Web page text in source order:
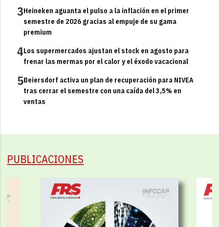
3Heineken aguanta el pulso a la inflación en el primer
semestre de 2026 gracias al empuje de su gama
premium
4Los supermercados ajustan el stock en agosto para
frenar las mermas por el calor y el éxodo vacacional
5Beiersdorf activa un plan de recuperación para NIVEA
tras cerrar el semestre con una caída del 3,5% en
ventas
PUBLICACIONES